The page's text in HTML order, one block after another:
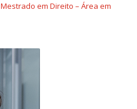
Mestrado em Direito – Área em